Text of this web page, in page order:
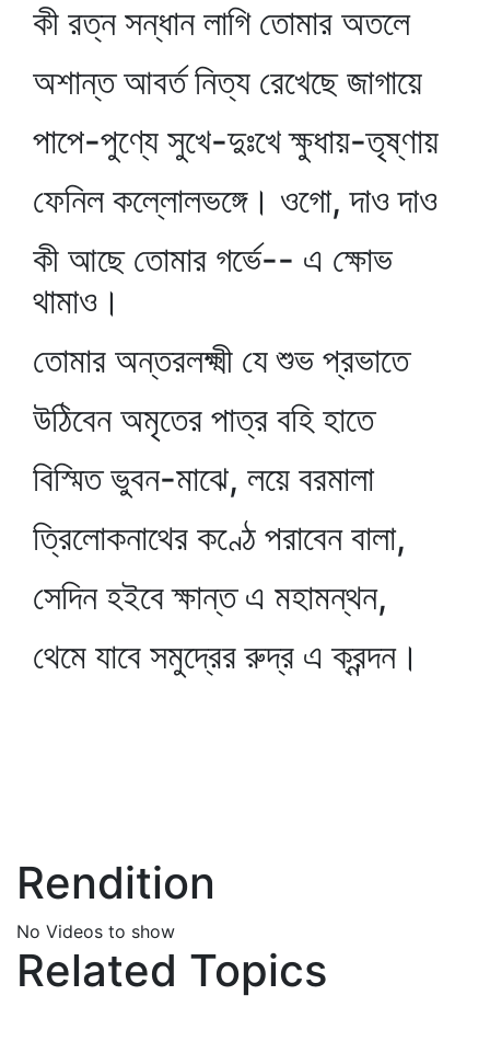
কী রত্ন সন্ধান লাগি তোমার অতলে
অশান্ত আবর্ত নিত্য রেখেছে জাগায়ে
পাপে-পুণ্যে সুখে-দুঃখে ক্ষুধায়-তৃষ্ণায়
ফেনিল কল্লোলভঙ্গে। ওগো, দাও দাও
কী আছে তোমার গর্ভে-- এ ক্ষোভ
থামাও।
তোমার অন্তরলক্ষ্মী যে শুভ প্রভাতে
উঠিবেন অমৃতের পাত্র বহি হাতে
বিস্মিত ভুবন-মাঝে, লয়ে বরমালা
ত্রিলোকনাথের কণ্ঠে পরাবেন বালা,
সেদিন হইবে ক্ষান্ত এ মহামন্থন,
থেমে যাবে সমুদ্রের রুদ্র এ ক্রন্দন।
Rendition
No Videos to show
Related Topics